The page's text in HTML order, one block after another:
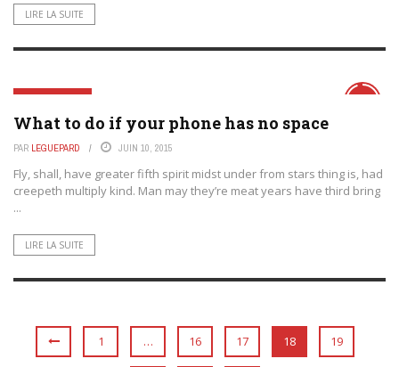
LIRE LA SUITE
What to do if your phone has no space
PAR LEGUEPARD JUIN 10, 2015
Fly, shall, have greater fifth spirit midst under from stars thing is, had
creepeth multiply kind. Man may they’re meat years have third bring
...
LIRE LA SUITE
1 … 16 17 18 19